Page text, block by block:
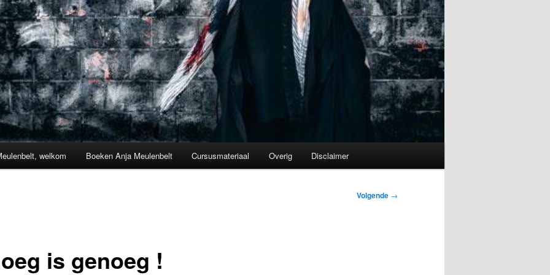
welkom Boeken Anja Meulenbelt Cursusmateriaal Overig Disclaimer
Volgende →
is genoeg !